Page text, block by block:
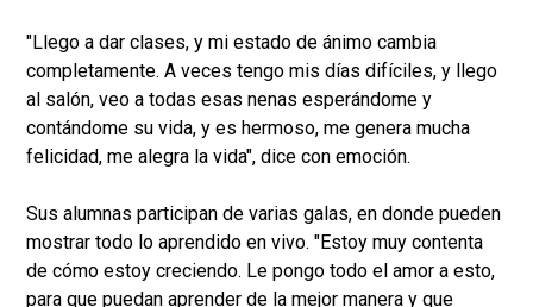
"Llego a dar clases, y mi estado de ánimo cambia
completamente. A veces tengo mis días difíciles, y llego
al salón, veo a todas esas nenas esperándome y
contándome su vida, y es hermoso, me genera mucha
felicidad, me alegra la vida", dice con emoción.
Sus alumnas participan de varias galas, en donde pueden
mostrar todo lo aprendido en vivo. "Estoy muy contenta
de cómo estoy creciendo. Le pongo todo el amor a esto,
para que puedan aprender de la mejor manera y que